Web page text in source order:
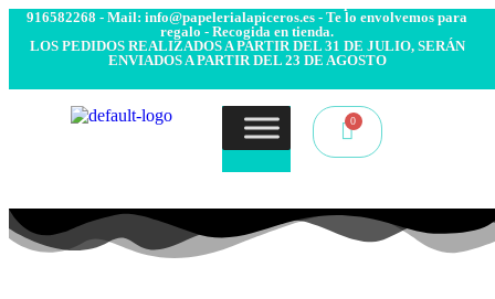
916582268 - Mail: info@papelerialapiceros.es - Te lo envolvemos para
regalo - Recogida en tienda.
LOS PEDIDOS REALIZADOS A PARTIR DEL 31 DE JULIO, SERÁN
ENVIADOS A PARTIR DEL 23 DE AGOSTO